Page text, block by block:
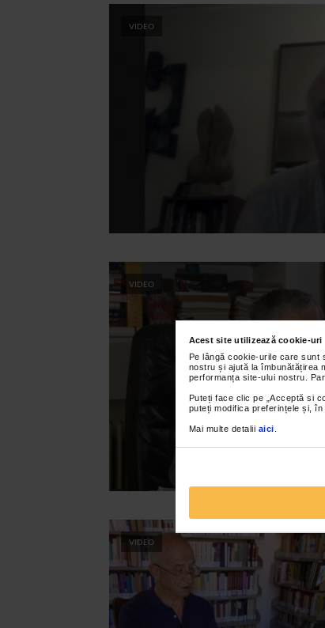
Acest site utilizează cookie-uri
Pe lângă cookie-urile care
nostru și ajută la îmbunătățirea
performanța site-ului nostru.
Puteți face clic pe „Acceptă si
puteți modifica preferințele și,
Mai multe detalii aici
VIDEO
VIDEO
VIDEO